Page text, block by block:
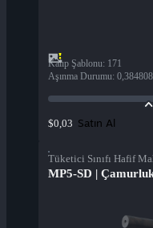
Kalıp Şablonu: 171
Aşınma Durumu:
$0,03 Satın Al
Tüketici Sınıfı Hafif
MP5-SD |